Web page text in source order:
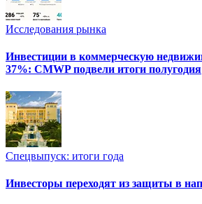
Исследования рынка
Инвестиции в коммерческую
37%: CMWP подвели итоги полугодия
Спецвыпуск: итоги года
Инвесторы переходят из защиты в